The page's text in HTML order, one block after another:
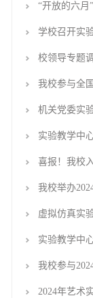
“开放的六月
学校召开实
校领导专题
我校参与全
机关党委实
实验教学中
喜报！我校
我校举办
虚拟仿真实
实验教学中
我校参与
2024年艺术